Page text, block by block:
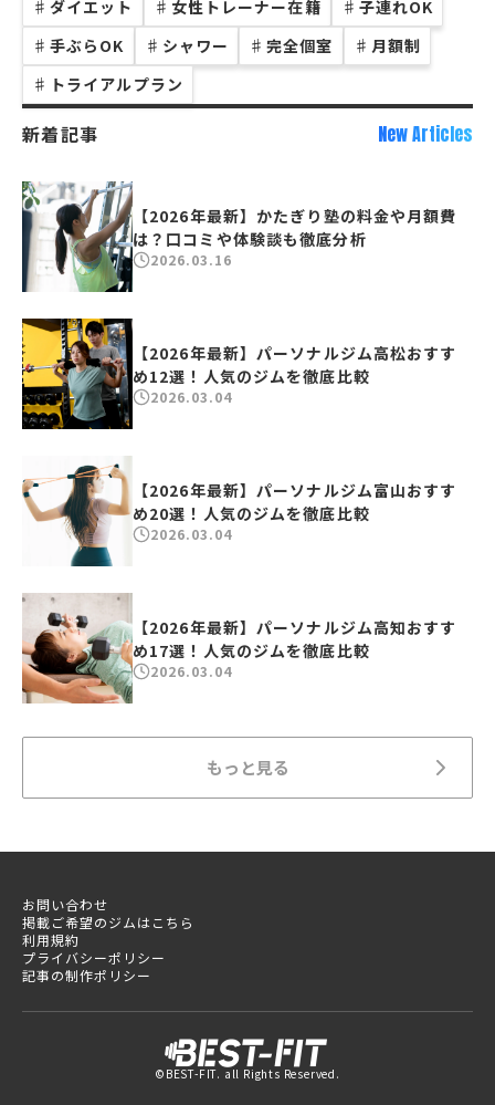
♯ ダイエット ♯ 女性トレーナー在籍 ♯ 子連れOK
♯ 手ぶらOK ♯ シャワー ♯ 完全個室 ♯ 月額制
♯ トライアルプラン
新着記事 New Articles
【2026年最新】かたぎり塾の料金や月額費
は？口コミや体験談も徹底分析
2026.03.16
【2026年最新】パーソナルジム高松おすす
め12選！人気のジムを徹底比較
2026.03.04
【2026年最新】パーソナルジム富山おすす
め20選！人気のジムを徹底比較
2026.03.04
【2026年最新】パーソナルジム高知おすす
め17選！人気のジムを徹底比較
2026.03.04
もっと見る
お問い合わせ
掲載ご希望のジムはこちら
利用規約
プライバシーポリシー
記事の制作ポリシー
©BEST-FIT. all Rights Reserved.